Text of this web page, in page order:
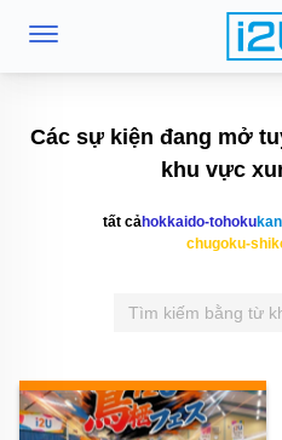
Các sự kiện đang mở
khu vực
tất cảhokkaido-tohoku
chugoku-